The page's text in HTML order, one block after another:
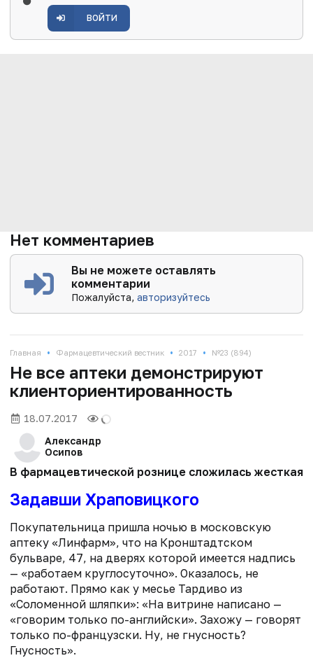
ВОЙТИ
Нет комментариев
Вы не можете оставлять
комментарии
Пожалуйста,авторизуйтесь
Главная • Фармацевтический вестник • 2017 • №23 (894)
Не все аптеки демонстрируют
клиенториентированность
18.07.2017
Александр
Осипов
В фармацевтической рознице сложилась жесткая
Задавши Храповицкого
Покупательница пришла ночью в московскую
аптеку «Линфарм», что на Кронштадтском
бульваре, 47, на дверях которой имеется надпись
— «работаем круглосуточно». Оказалось, не
работают. Прямо как у месье Тардиво из
«Соломенной шляпки»: «На витрине написано —
«говорим только по-английски». Захожу — говорят
только по-французски. Ну, не гнусность?
Гнусность».